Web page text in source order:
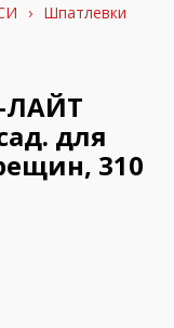
› Шпатлевки
ЛАЙТ
для
310